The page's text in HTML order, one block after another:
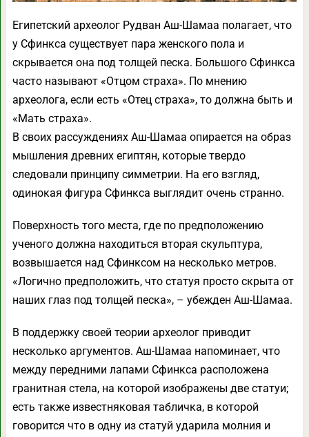
Египетский археолог Рудван Аш-Шамаа полагает, что
у Сфинкса существует пара женского пола и
скрывается она под толщей песка. Большого Сфинкса
часто называют «Отцом страха». По мнению
археолога, если есть «Отец страха», то должна быть и
«Мать страха».
В своих рассуждениях Аш-Шамаа опирается на образ
мышления древних египтян, которые твердо
следовали принципу симметрии. На его взгляд,
одинокая фигура Сфинкса выглядит очень странно.
Поверхность того места, где по предположению
ученого должна находиться вторая скульптура,
возвышается над Сфинксом на несколько метров.
«Логично предположить, что статуя просто скрыта от
наших глаз под толщей песка», – убежден Аш-Шамаа.
В поддержку своей теории археолог приводит
несколько аргументов. Аш-Шамаа напоминает, что
между передними лапами Сфинкса расположена
гранитная стела, на которой изображены две статуи;
есть также известняковая табличка, в которой
говорится что в одну из статуй ударила молния и